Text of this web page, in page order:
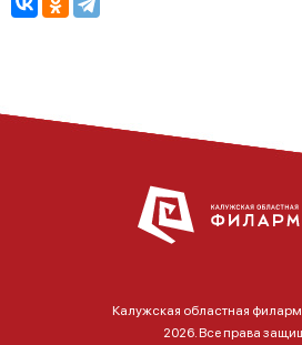
Калужская областная
2026. Все права